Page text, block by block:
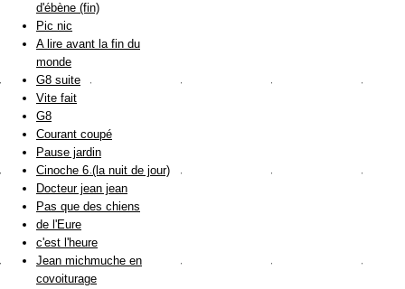
d'ébène (fin)
Pic nic
A lire avant la fin du
monde
G8 suite
Vite fait
G8
Courant coupé
Pause jardin
Cinoche 6 (la nuit de jour)
Docteur jean jean
Pas que des chiens
de l'Eure
c'est l'heure
Jean michmuche en
covoiturage